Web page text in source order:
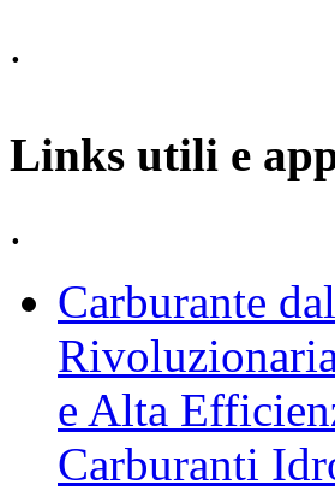
.
Links utili e
.
Carburante
e Alta
Carburanti